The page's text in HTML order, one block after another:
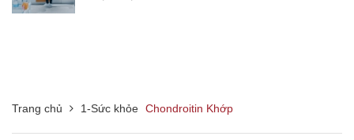
Trang chủ 1-Sức khỏe Chondroitin Khớp